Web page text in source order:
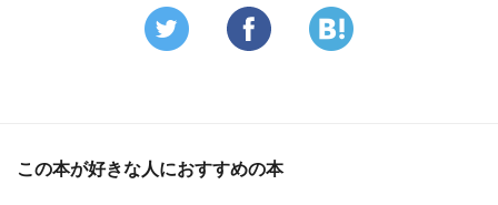
この本が好きな人におすすめの本